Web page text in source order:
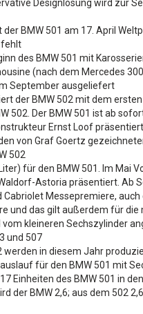
Designlösung wird zur
BMW 501 am 17. April
fehlt
des BMW 501 mit
(nach dem Mercedes
September ausgeliefert
der BMW 502 mit dem
502. Der BMW 501 ist ab
Ernst Loof
von Graf Goertz
502
für den BMW 501. Im Mai
Astoria präsentiert.
Messepremiere,
und das gilt außerdem für die
vom kleineren Sechszylinder
und 507
werden in diesem Jahr
für den BMW 501 mit
Einheiten des BMW 501 in
der BMW 2,6; aus dem 502